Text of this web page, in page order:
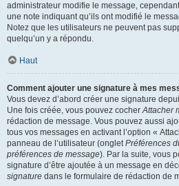
administrateur modifie le message,
une note indiquant qu’ils ont modifié le
Notez que les utilisateurs ne peuvent pas
quelqu’un y a répondu.
Haut
Comment ajouter une signature à mes
Vous devez d’abord créer une signature
Une fois créée, vous pouvez cocherAttacher
rédaction de message. Vous pouvez aussi
tous vos messages en activant l’option «
panneau de l’utilisateur (ongletPréférences
préférences de message). Par la suite, vous
signature d’être ajoutée à un message en
signature dans le formulaire de rédaction de